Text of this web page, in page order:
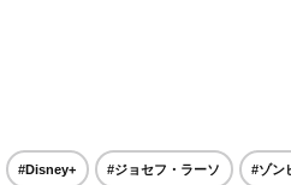
#Disney+ #ジョセフ・ラーソ #ゾン